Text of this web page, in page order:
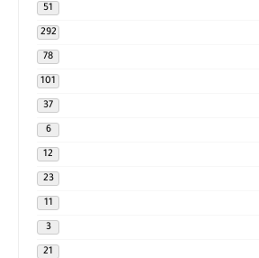
51
292
78
101
37
6
12
23
11
3
21